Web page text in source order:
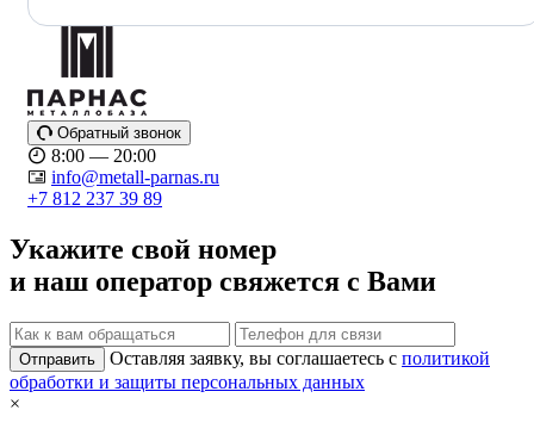
Обратный звонок
8:00 — 20:00
info@metall-parnas.ru
+7 812 237 39 89
Укажите свой номер
и наш оператор свяжется с Вами
Отправить Оставляя заявку, вы соглашаетесь с политикой
обработки и защиты персональных данных
×